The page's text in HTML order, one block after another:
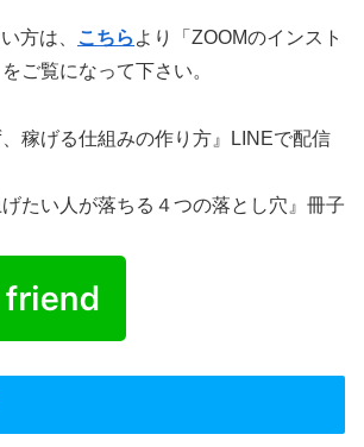
方は、 こちら より「ZOOMのインスト
ご覧になって下さい。
稼げる仕組みの作り方』LINEで配信
たい人が落ちる４つの落とし穴』冊子